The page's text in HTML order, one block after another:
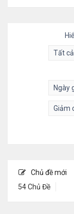
Chủ đề mới
54 Chủ Đề